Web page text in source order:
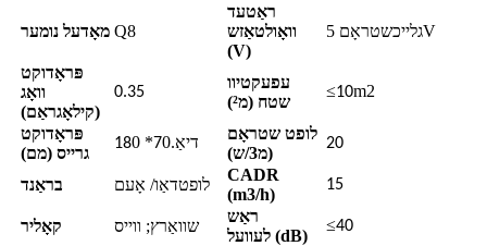
מאָדעל נומער Q8
ראַטעד
וואָולטאַזש
(V)
גלייכשטראָם 5V
פּראָדוקט
וואָג
(קילאָגראַם)
0.35
עפעקטיוו
שטח (מ²)
≤10m2
פּראָדוקט
גרייס (מם)
דיאַ. 70*
180
לופט שטראָם
(מ3/ש)
20
בראַנד לופטדאַו/ אָעם
CADR
(m3/h)
15
קאָליר שוואַרץ; ווייס
ראַש
לעוועל (dB)
≤40